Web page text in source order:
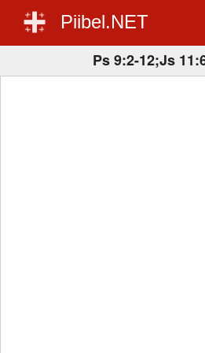
Piibel.NET
Ps 9:2-12;Js